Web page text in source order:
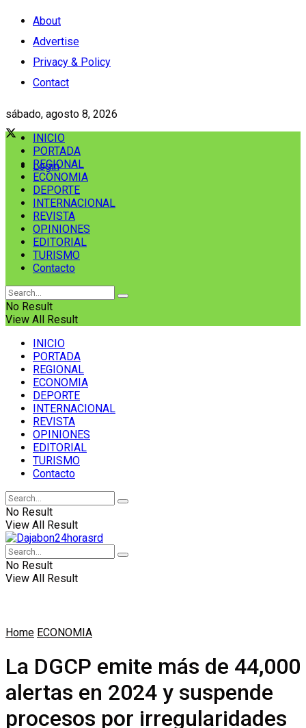
About
Advertise
Privacy & Policy
Contact
sábado, agosto 8, 2026
Login
INICIO
PORTADA
REGIONAL
ECONOMIA
DEPORTE
INTERNACIONAL
REVISTA
OPINIONES
EDITORIAL
TURISMO
Contacto
No Result
View All Result
INICIO
PORTADA
REGIONAL
ECONOMIA
DEPORTE
INTERNACIONAL
REVISTA
OPINIONES
EDITORIAL
TURISMO
Contacto
No Result
View All Result
No Result
View All Result
Home ECONOMIA
La DGCP emite más de 44,000
alertas en 2024 y suspende
procesos por irregularidades